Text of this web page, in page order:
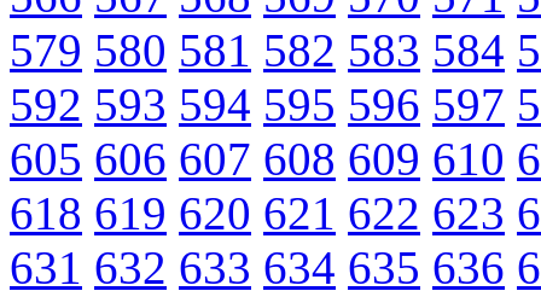
579 580 581 582 583 584
592 593 594 595 596 597
605 606 607 608 609 610
618 619 620 621 622 623
631 632 633 634 635 636